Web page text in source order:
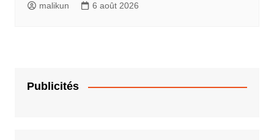
malikun 6 août 2026
Publicités